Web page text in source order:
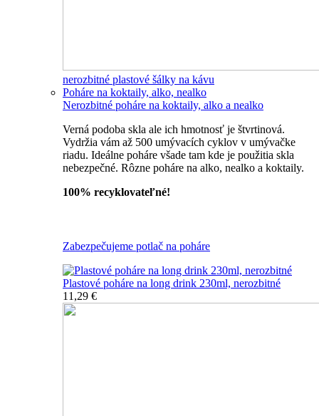
nerozbitné plastové šálky na kávu
Poháre na koktaily, alko, nealko
Nerozbitné poháre na koktaily, alko a nealko
Verná podoba skla ale ich hmotnosť je štvrtinová.
Vydržia vám až 500 umývacích cyklov v umývačke
riadu. Ideálne poháre všade tam kde je použitia skla
nebezpečné. Rôzne poháre na alko, nealko a koktaily.
100% recyklovateľné!
Zabezpečujeme potlač na poháre
Plastové poháre na long drink 230ml, nerozbitné
11,29 €